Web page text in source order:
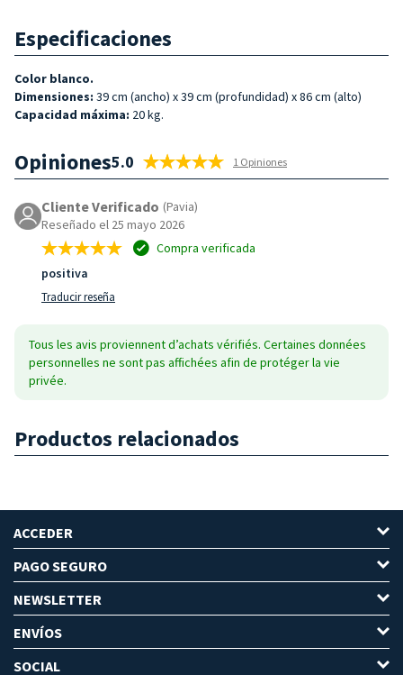
Especificaciones
Color blanco.
Dimensiones: 39 cm (ancho) x 39 cm (profundidad) x 86 cm (alto)
Capacidad máxima: 20 kg.
Opiniones5.0 1 Opiniones
Cliente Verificado (Pavia)
Reseñado el 25 mayo 2026
Compra verificada
positiva
Traducir reseña
Tous les avis proviennent d’achats vérifiés. Certaines données
personnelles ne sont pas affichées afin de protéger la vie
privée.
Productos relacionados
ACCEDER
PAGO SEGURO
NEWSLETTER
ENVÍOS
SOCIAL